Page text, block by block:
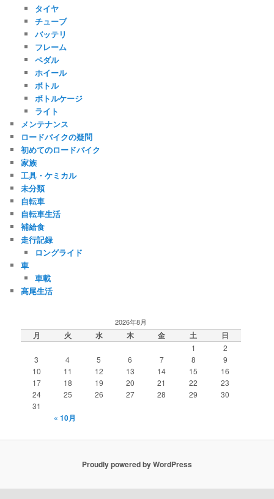
タイヤ
チューブ
バッテリ
フレーム
ペダル
ホイール
ボトル
ボトルケージ
ライト
メンテナンス
ロードバイクの疑問
初めてのロードバイク
家族
工具・ケミカル
未分類
自転車
自転車生活
補給食
走行記録
ロングライド
車
車載
高尾生活
2026年8月
月 火 水 木 金 土 日
1
2
3
4 5 6 7 8
9
10
11 12 13 14 15
16
17
18 19 20 21 22
23
24
25 26 27 28 29
30
31
« 10月
Proudly powered by WordPress